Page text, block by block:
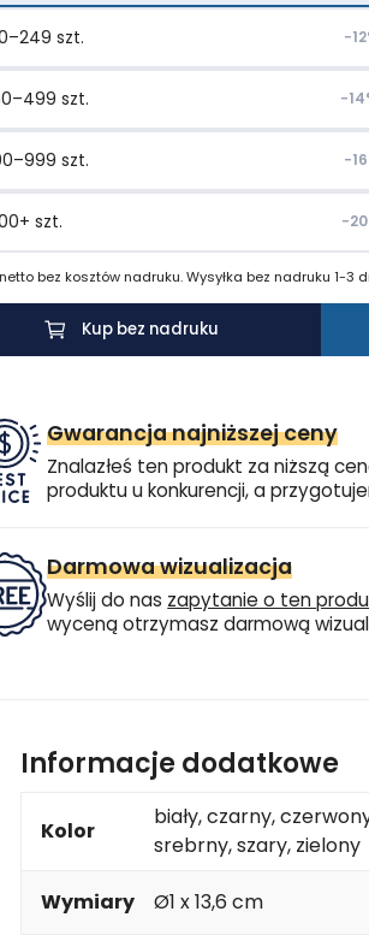
szt.
szt.
szt.
szt.
bez kosztów nadruku. Wysyłka bez nadruku 1-3
Kup bez nadruku
Gwarancja najniższej ceny
Znalazłeś ten produkt za niższą
produktu u konkurencji, a
Darmowa wizualizacja
Wyślij do nas zapytanie o ten
wyceną otrzymasz darmową
Informacje dodatkowe
Kolor
biały, czarny,
srebrny, szary, zielony
Wymiary Ø1 x 13,6 cm